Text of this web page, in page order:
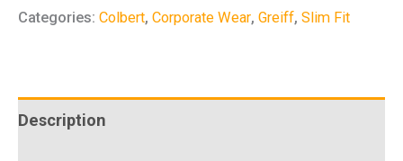
Modern
Categories: Colbert, Corporate Wear, Greiff, Slim Fit
Description